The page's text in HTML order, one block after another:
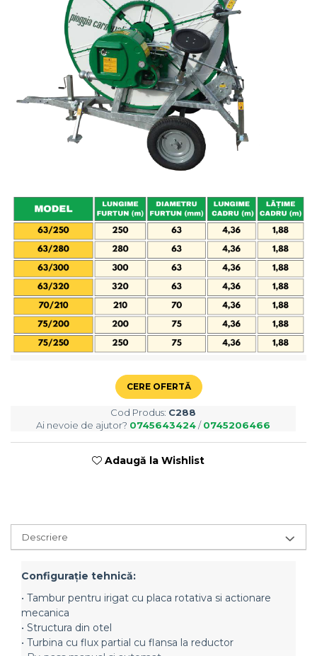
Maşini erbicidat
Mașini pentru săpat
Mașini Împrăștiat Amendamente
Mașini Împrăștiat Sare
Pluguri
Pluguri Reversibile
Pluguri Rotative
Remorci Tehnologice
Remorci Transfer Cereale
Remorci Transport
Remorci Transport Baloţi
Remorci Împrăștiat Gunoi
Scarificatoare
Semănători
Semănători Prășitoare
Semănători Păioase
Utilaje pentru vii şi livezi
Utilaje Strip-Till (prelucrare în
CERE OFERTĂ
Cod Produs: C288
Ai nevoie de ajutor? 0745643424/0745206466
Adaugă la Wishlist
Descriere
Configuraţie tehnică:
• Tambur pentru irigat cu placa rotativa si actionare
mecanica
• Structura din otel
• Turbina cu flux partial cu flansa la reductor